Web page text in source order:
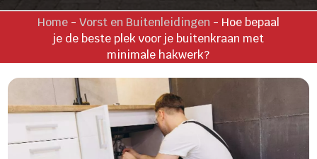
Home- Vorst en Buitenleidingen - Hoe bepaal
je de beste plek voor je buitenkraan met
minimale hakwerk?